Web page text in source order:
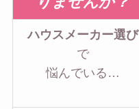
ハウスメーカー選び
で
悩んでいる…